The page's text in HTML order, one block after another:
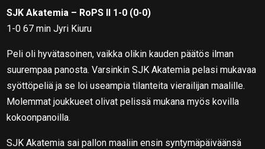
SJK Akatemia – RoPS II 1-0 (0-0)
1-0 67 min Jyri Kiuru
Peli oli hyvätasoinen, vaikka olikin kauden päätös ilman
suurempaa panosta. Varsinkin SJK Akatemia pelasi mukavaa
syöttöpeliä ja se loi useampia tilanteita vierailijan maalille.
Molemmat joukkueet olivat pelissä mukana myös kovilla
kokoonpanoilla.
SJK Akatemia sai pallon maaliin ensin syntymäpäiväänsä